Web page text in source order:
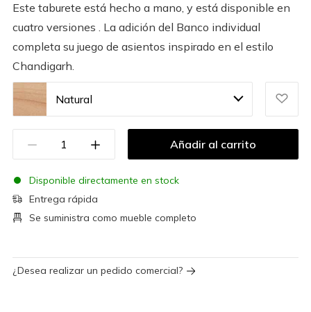
Este taburete está hecho a mano, y está disponible en
cuatro versiones . La adición del Banco individual
completa su juego de asientos inspirado en el estilo
Chandigarh.
Natural
Añadir al carrito
Disponible directamente en stock
Entrega rápida
Se suministra como mueble completo
¿Desea realizar un pedido comercial?